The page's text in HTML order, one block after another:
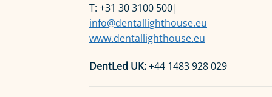
T: +31 30 3100 500|
info@dentallighthouse.eu
www.dentallighthouse.eu
DentLed UK:+44 1483 928 029